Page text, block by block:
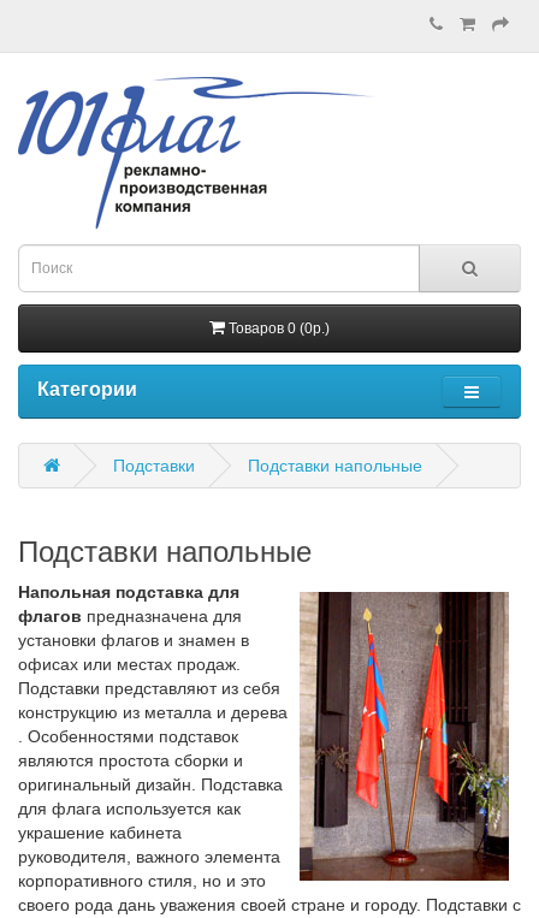
Товаров 0 (0р.)
Категории
Подставки Подставки напольные
Подставки напольные
Напольная подставка для
флагов предназначена для
установки флагов и знамен в
офисах или местах продаж.
Подставки представляют из себя
конструкцию из металла и дерева
. Особенностями подставок
являются простота сборки и
оригинальный дизайн. Подставка
для флага используется как
украшение кабинета
руководителя, важного элемента
корпоративного стиля, но и это
своего рода дань уважения своей стране и городу. Подставки с